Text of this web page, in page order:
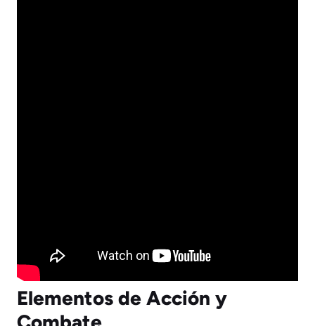
Elementos de Acción y